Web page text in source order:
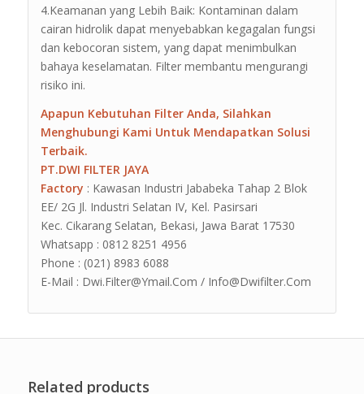
4.Keamanan yang Lebih Baik: Kontaminan dalam
cairan hidrolik dapat menyebabkan kegagalan fungsi
dan kebocoran sistem, yang dapat menimbulkan
bahaya keselamatan. Filter membantu mengurangi
risiko ini.
Apapun Kebutuhan Filter Anda, Silahkan
Menghubungi Kami Untuk Mendapatkan Solusi
Terbaik.
PT.DWI FILTER JAYA
Factory : Kawasan Industri Jababeka Tahap 2 Blok
EE/ 2G Jl. Industri Selatan IV, Kel. Pasirsari
Kec. Cikarang Selatan, Bekasi, Jawa Barat 17530
Whatsapp : 0812 8251 4956
Phone : (021) 8983 6088
E-Mail : Dwi.Filter@Ymail.Com / Info@Dwifilter.Com
Related products